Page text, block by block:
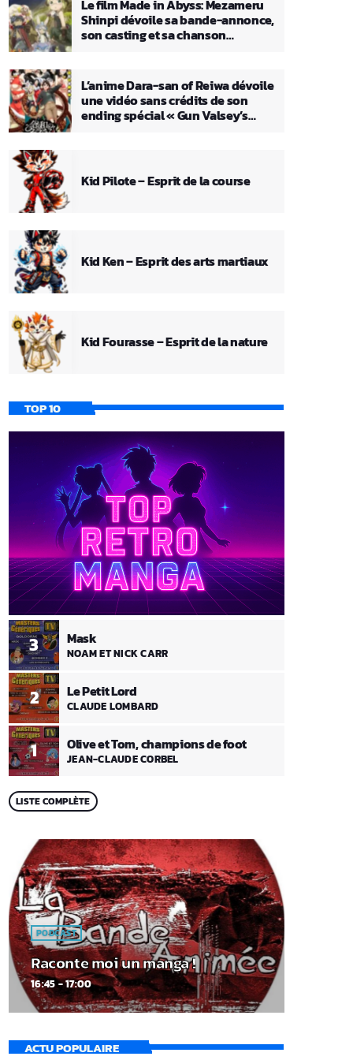
Le film Made in Abyss: Mezameru
Shinpi dévoile sa bande-annonce,
son casting et sa chanson
L’anime Dara-san of Reiwa dévoile
une vidéo sans crédits de son
ending spécial « Gun Valsey’s
Kid Pilote – Esprit de la course
Kid Ken – Esprit des arts martiaux
Kid Fourasse – Esprit de la nature
TOP 10
1 Olive et Tom, champions de foot
JEAN-CLAUDE CORBEL
2 Le Petit Lord
CLAUDE LOMBARD
3 Mask
NOAM ET NICK CARR
LISTE COMPLÈTE
PODCAST
Raconte moi un manga !
16:45 - 17:00
ACTU POPULAIRE